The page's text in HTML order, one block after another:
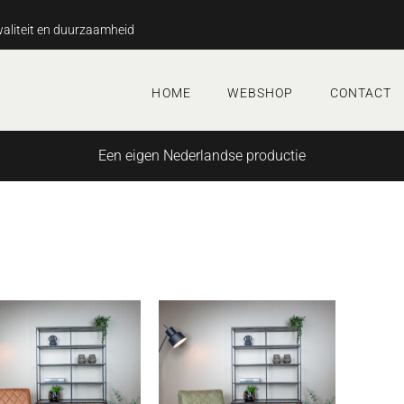
en duurzaamheid
HOME WEBSHOP CONTACT
Een eigen Nederlandse productie